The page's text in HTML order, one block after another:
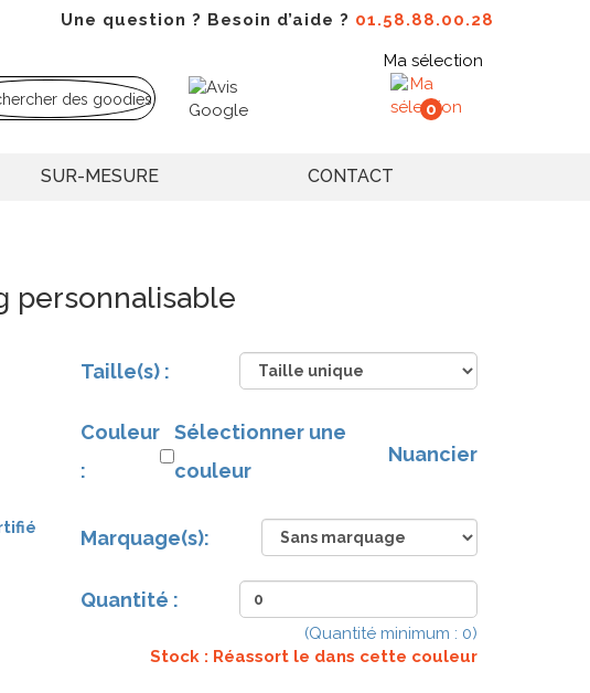
Une question ? Besoin d’aide ? 01.58.88.00.28
Ma sélection
0
SUR-MESURE CONTACT
personnalisable
Taille(s) :
Couleur
:
Sélectionner une
couleur
Nuancier
Marquage(s):
Quantité :
(Quantité minimum : 0)
Stock : Réassort le dans cette couleur